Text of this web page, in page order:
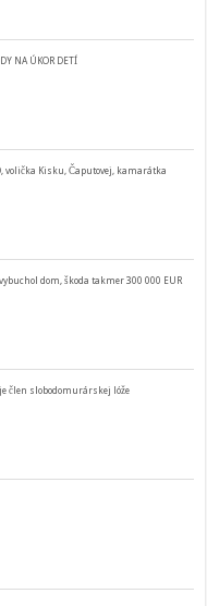
NA ÚKOR DETÍ
volička Kisku, Čaputovej, kamarátka
dom, škoda takmer 300 000 EUR
člen slobodomurárskej lóže